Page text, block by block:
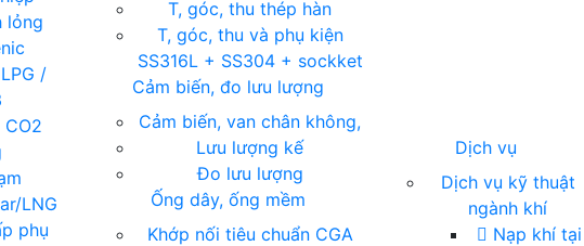
lỏng
/
CO2
LNG
phụ
T, góc, thu thép hàn
T, góc, thu và phụ kiện
SS316L + SS304 + sockket
Cảm biến, đo lưu lượng
Cảm biến, van chân không,
Lưu lượng kế
Đo lưu lượng
Ống dây, ống mềm
Khớp nối tiêu chuẩn CGA
Dịch vụ
Dịch vụ kỹ thuật
ngành khí
Nạp khí tại